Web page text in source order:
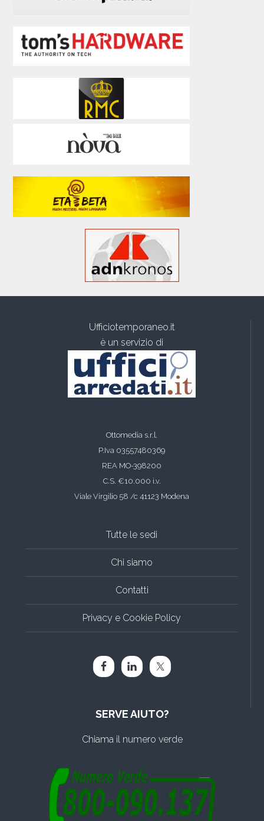
Ufficiotemporaneo.it
è un servizio di
Ottomedia s.r.l.
P.Iva 03557480369
REA MO-398200
C.S. €10.000 i.v.
Viale Virgilio 58 /c 41123 Modena
Tutte le sedi
Chi siamo
Contatti
Privacy e Cookie Policy
SERVE AIUTO?
Chiama il numero verde